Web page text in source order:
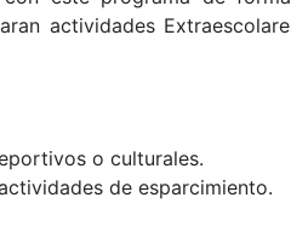
actividades
o culturales.
de esparcimiento.